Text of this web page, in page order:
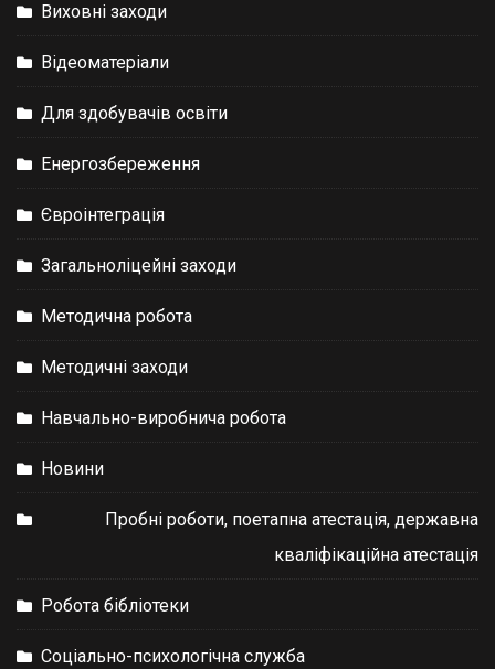
Виховні заходи
Відеоматеріали
Для здобувачів освіти
Енергозбереження
Євроінтеграція
Загальноліцейні заходи
Методична робота
Методичні заходи
Навчально-виробнича робота
Новини
Пробні роботи, поетапна атестація, державна
кваліфікаційна атестація
Робота бібліотеки
Соціально-психологічна служба